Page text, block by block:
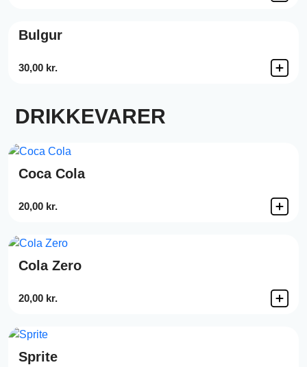
Bulgur
30,00 kr.
DRIKKEVARER
Coca Cola
20,00 kr.
Cola Zero
20,00 kr.
Sprite